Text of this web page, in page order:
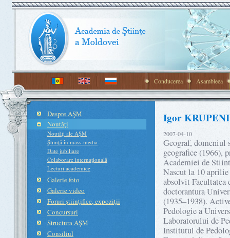
Conducerea Asambleea
Despre AŞM
Noutăţi
Noutăţi ale AŞM
Ştiinţă în mass-media
Date jubiliare
Colaborare internaţională
Lecturi academice
Galerie foto
Galerie video
Foruri ştiinţifice, expoziţii
Concursuri
Structura AŞM
Consiliul
Igor
2007-04-10
Geograf,
geografice (1966),
Academiei de
Nascut la 10
absolvit Facultatea
doctorantura
(1935–1938).
Pedologie a
Laboratorului de
Institutul de